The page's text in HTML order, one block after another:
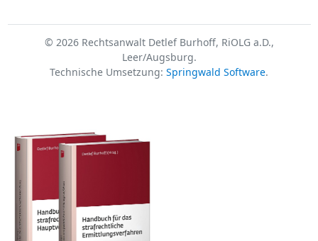
© 2026 Rechtsanwalt Detlef Burhoff, RiOLG a.D.,
Leer/Augsburg.
Technische Umsetzung: Springwald Software.